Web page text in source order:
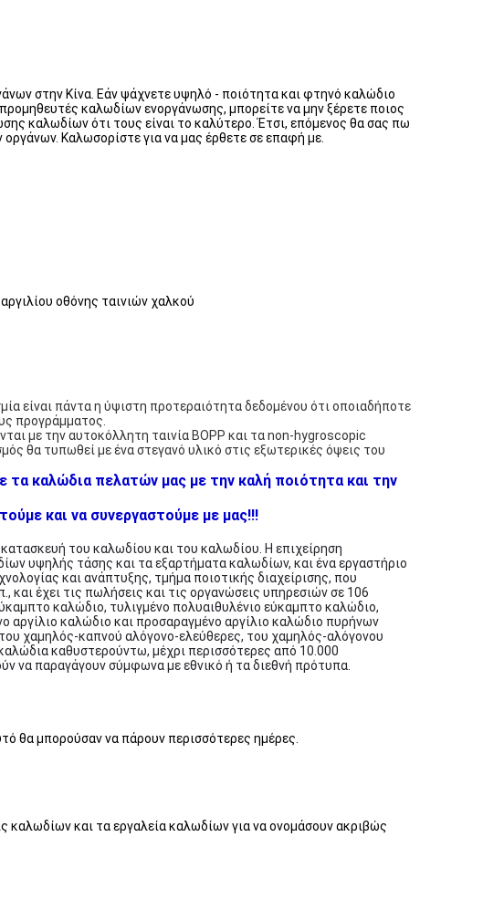
στην Κίνα. Εάν ψάχνετε υψηλό - ποιότητα και φτηνό καλώδιο
καλωδίων ενοργάνωσης, μπορείτε να μην ξέρετε ποιος
καλωδίων ότι τους είναι το καλύτερο. Έτσι, επόμενος θα σας πω
Καλωσορίστε για να μας έρθετε σε επαφή με.
οθόνης ταινιών χαλκού
είναι πάντα η ύψιστη προτεραιότητα δεδομένου ότι οποιαδήποτε
προγράμματος.
με την αυτοκόλλητη ταινία BOPP και τα non-hygroscopic
θα τυπωθεί με ένα στεγανό υλικό στις εξωτερικές όψεις του
τα καλώδια πελατών μας με την καλή ποιότητα και την
και να συνεργαστούμε με μας!!!
του καλωδίου και του καλωδίου. Η επιχείρηση
υψηλής τάσης και τα εξαρτήματα καλωδίων, και ένα εργαστήριο
και ανάπτυξης, τμήμα ποιοτικής διαχείρισης, που
έχει τις πωλήσεις και τις οργανώσεις υπηρεσιών σε 106
καλώδιο, τυλιγμένο πολυαιθυλένιο εύκαμπτο καλώδιο,
καλώδιο και προσαραγμένο αργίλιο καλώδιο πυρήνων
χαμηλός-καπνού αλόγονο-ελεύθερες, του χαμηλός-αλόγονου
καθυστερούντω, μέχρι περισσότερες από 10.000
να παραγάγουν σύμφωνα με εθνικό ή τα διεθνή πρότυπα.
θα μπορούσαν να πάρουν περισσότερες ημέρες.
καλωδίων και τα εργαλεία καλωδίων για να ονομάσουν ακριβώς